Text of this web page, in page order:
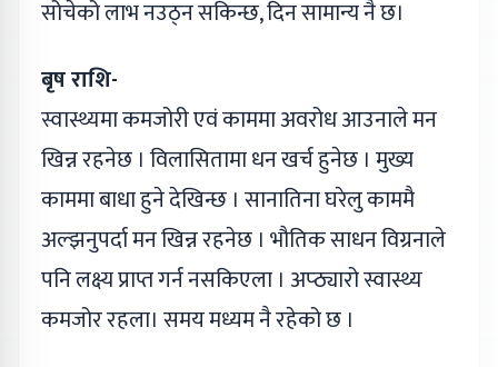
सोचेको लाभ नउठ्न सकिन्छ, दिन सामान्य नै छ।
बृष राशि-
स्वास्थ्यमा कमजोरी एवं काममा अवरोध आउनाले मन
खिन्न रहनेछ । विलासितामा धन खर्च हुनेछ । मुख्य
काममा बाधा हुने देखिन्छ । सानातिना घरेलु काममै
अल्झनुपर्दा मन खिन्न रहनेछ । भौतिक साधन विग्रनाले
पनि लक्ष्य प्राप्त गर्न नसकिएला । अप्ठ्यारो स्वास्थ्य
कमजोर रहला। समय मध्यम नै रहेको छ ।